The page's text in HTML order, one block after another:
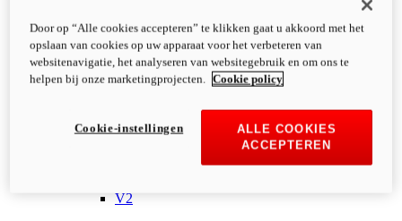
V2
Door op “Alle cookies accepteren” te klikken gaat u akkoord met het
opslaan van cookies op uw apparaat voor het verbeteren van
websitenavigatie, het analyseren van websitegebruik en om ons te
helpen bij onze marketingprojecten.
Cookie policy
ALLE COOKIES
ACCEPTEREN
Cookie-instellingen